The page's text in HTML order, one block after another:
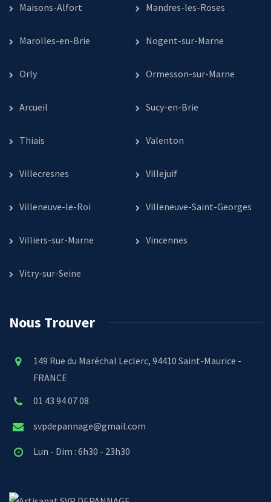
Maisons-Alfort Mandres-les-Roses
Marolles-en-Brie Nogent-sur-Marne
Orly Ormesson-sur-Marne
Arcueil Sucy-en-Brie
Thiais Valenton
Villecresnes Villejuif
Villeneuve-le-Roi Villeneuve-Saint-Georges
Villiers-sur-Marne Vincennes
Vitry-sur-Seine
Nous Trouver
149 Rue du Maréchal Leclerc, 94410 Saint-Maurice -
FRANCE
01 43 94 07 08
svpdepannage@gmail.com
Lun - Dim : 6h30 - 23h30